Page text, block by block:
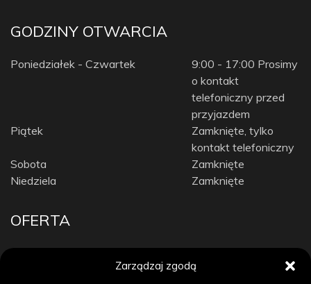
Zarządzaj zgodą
GODZINY OTWARCIA
Poniedziałek - Czwartek
9:00 - 17:00 Prosimy
o kontakt
telefoniczny przed
przyjazdem
Piątek
Zamknięte, tylko
kontakt telefoniczny
Sobota
Zamknięte
Niedziela
Zamknięte
OFERTA
Diagnostyka komputerowa / Tuning